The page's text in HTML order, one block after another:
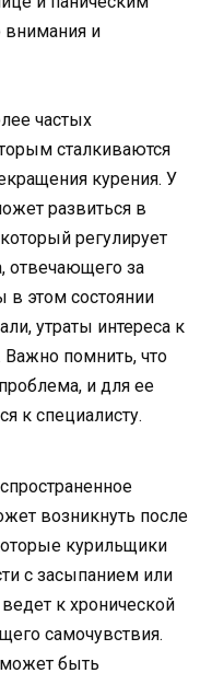
внимания и
частых
сталкиваются
курения. У
развиться в
регулирует
отвечающего за
в этом состоянии
утраты интереса к
Важно помнить, что
и для ее
к специалисту.
возникнуть после
курильщики
с засыпанием или
к хронической
самочувствия.
может быть